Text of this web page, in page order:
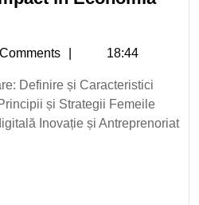
18:44
Definire și Caracteristici
și Strategii Femeile
Inovație și Antreprenoriat